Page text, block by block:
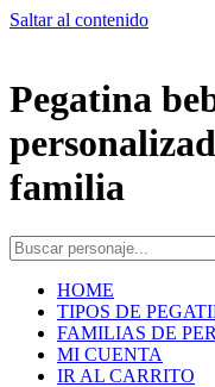
Saltar al contenido
Pegatina
familia
HOME
TIPOS DE
FAMILIAS DE
MI CUENTA
IR AL CARRITO